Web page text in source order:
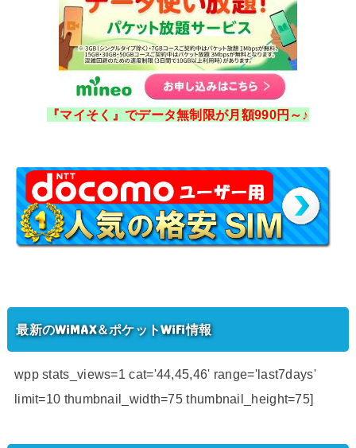
『マイそく』でデータ無制限が月額990円～♪
最新のWiMAX＆ポケットWiFi情報
wpp stats_views=1 cat='44,45,46' range='last7days'
limit=10 thumbnail_width=75 thumbnail_height=75]